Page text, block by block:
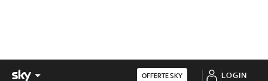
OFFERTE SKY LOGIN